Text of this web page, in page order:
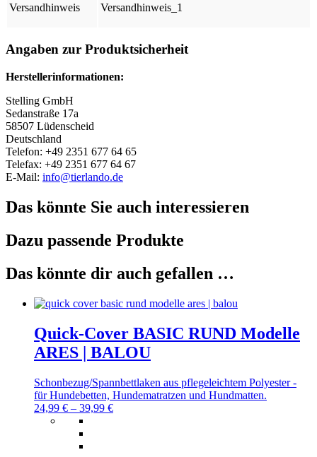
Versandhinweis Versandhinweis_1
Angaben zur Produktsicherheit
Herstellerinformationen:
Stelling GmbH
Sedanstraße 17a
58507 Lüdenscheid
Deutschland
Telefon: +49 2351 677 64 65
Telefax: +49 2351 677 64 67
E-Mail: info@tierlando.de
Das könnte Sie auch interessieren
Dazu passende Produkte
Das könnte dir auch gefallen …
Quick-Cover BASIC RUND Modelle
ARES | BALOU
Schonbezug/Spannbettlaken aus pflegeleichtem Polyester -
für Hundebetten, Hundematratzen und Hundmatten.
24,99 € – 39,99 €